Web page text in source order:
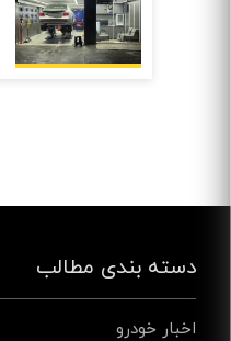
دسته بندی مطالب
اخبار خودرو